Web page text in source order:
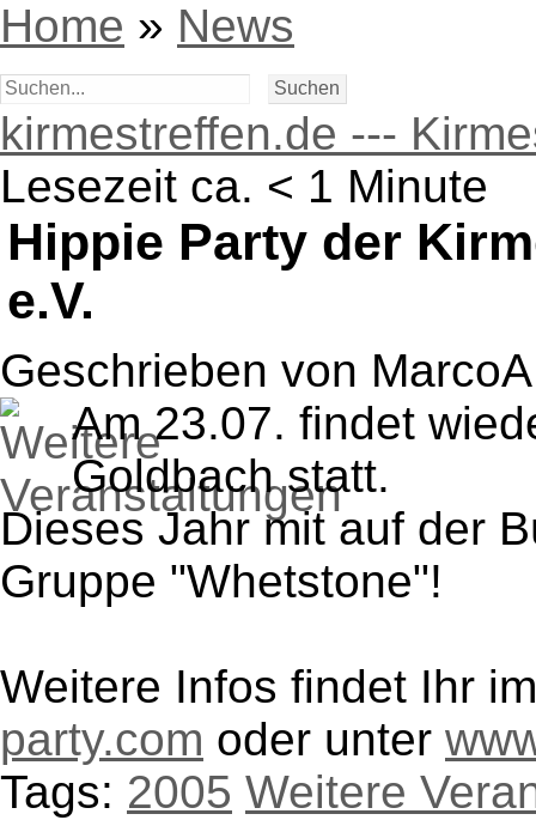
Home » News
kirmestreffen.de ---
Lesezeit ca. < 1 Minute
Hippie Party der
e.V.
Geschrieben von
Am 23.07. findet
Goldbach statt.
Dieses Jahr mit auf der
Gruppe "Whetstone"!
Weitere Infos findet Ihr
party.com oder unter
Tags: 2005 Weitere